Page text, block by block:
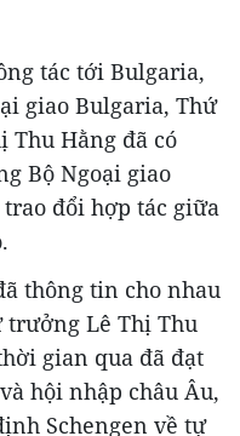
tác tới Bulgaria,
giao Bulgaria, Thứ
Thu Hằng đã có
Bộ Ngoại giao
đổi hợp tác giữa
thông tin cho nhau
Lê Thị Thu
gian qua đã đạt
hội nhập châu Âu,
Schengen về tự